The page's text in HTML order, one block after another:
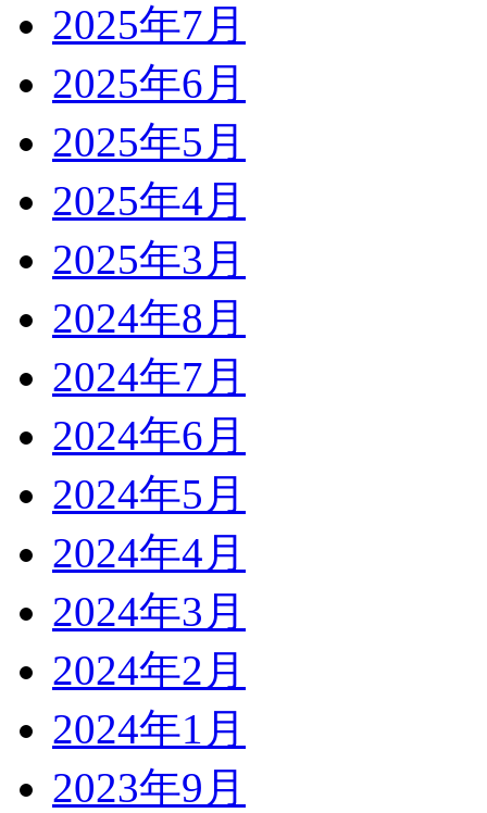
2025年7月
2025年6月
2025年5月
2025年4月
2025年3月
2024年8月
2024年7月
2024年6月
2024年5月
2024年4月
2024年3月
2024年2月
2024年1月
2023年9月